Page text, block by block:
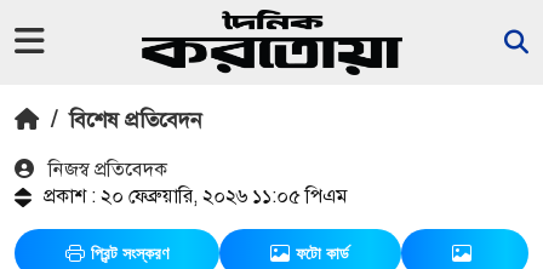
/ বিশেষ প্রতিবেদন
নিজস্ব প্রতিবেদক
প্রকাশ : ২০ ফেব্রুয়ারি, ২০২৬ ১১:০৫ পিএম
প্রিন্ট সংস্করণ ফটো কার্ড